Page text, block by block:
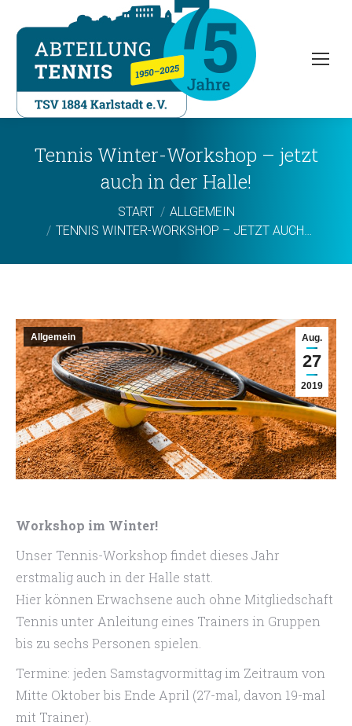
Tennis Winter-Workshop – jetzt
auch in der Halle!
Sie befinden sich hier:
START
ALLGEMEIN
TENNIS WINTER-WORKSHOP – JETZT AUCH…
Aug.
27
2019
Allgemein
Workshop im Winter!
Unser Tennis-Workshop findet dieses Jahr
erstmalig auch in der Halle statt.
Hier können Erwachsene auch ohne Mitgliedschaft
Tennis unter Anleitung eines Trainers in Gruppen
bis zu sechs Personen spielen.
Termine: jeden Samstagvormittag im Zeitraum von
Mitte Oktober bis Ende April (27-mal, davon 19-mal
mit Trainer).